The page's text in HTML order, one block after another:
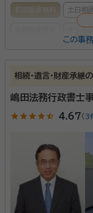
初回面談無料 土日相
ご家族やご親族の未来
せていただけることがあ
所は、これまでに多く
「複雑な手続きをスム
をいただいています。 相続は、人生の中で一度きりの大
切な手続きです。私
に精通した専門家と
ポートを提供いたしま
安を解消し、全力でサ
千葉県行政書士
ートセンター
この事
相続・遺言・財産承継
嶋田法務行政書士
star star star star star_half 4.67 （ 3